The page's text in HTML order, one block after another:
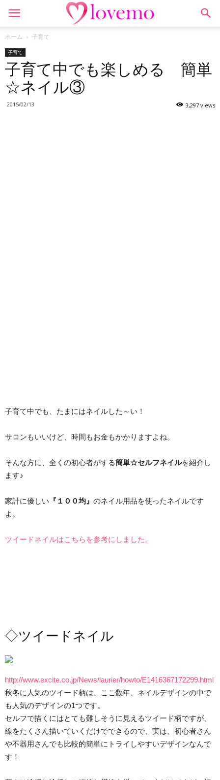
ホーム 子育て
子育て
子育て中でも楽しめる 簡単
☆ネイル③
2015/02/13 3,297 views
子育て中でも、たまにはネイルした～い！
サロンもいいけど、時間もお金もかかりますよね。
そんな方に、全くの初心者がする簡単☆セルフネイルを紹介し
ます♪
家計に優しい 『１００均』 のネイル用品を使ったネイルです
よ。
ツイードネイルはこちらを参考にしました。
◇ツイードネイル
http://www.excite.co.jp/News/laurier/howto/
秋冬に人気のツイード柄は、ここ数年、ネイルデザインの中で
も人気のデザインの1つです。
セルフで描くにはとても難しそうに見えるツイード柄ですが、
線をたくさん描いていくだけでできるので、実は、初心者さん
や不器用さんでも比較的簡単にトライしやすいデザインなんで
す！